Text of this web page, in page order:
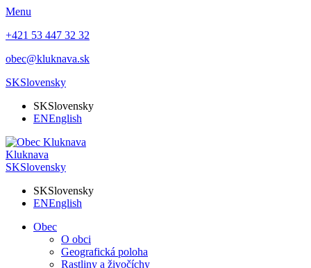
Menu
+421 53 447 32 32
obec@kluknava.sk
SKSlovensky
SKSlovensky
ENEnglish
Kluknava
SKSlovensky
SKSlovensky
ENEnglish
Obec
O obci
Geografická poloha
Rastliny a živočíchy